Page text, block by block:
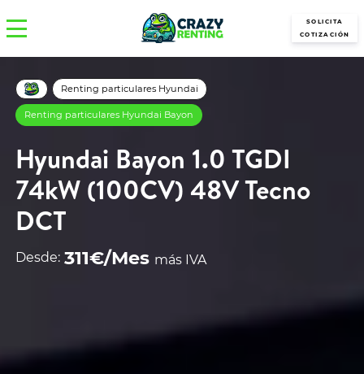
SOLICITA
COTIZACIÓN
Renting particulares Hyundai
Renting particulares Hyundai Bayon
Hyundai Bayon 1.0 TGDI
74kW (100CV) 48V Tecno
DCT
Desde: 311€/Mes más IVA